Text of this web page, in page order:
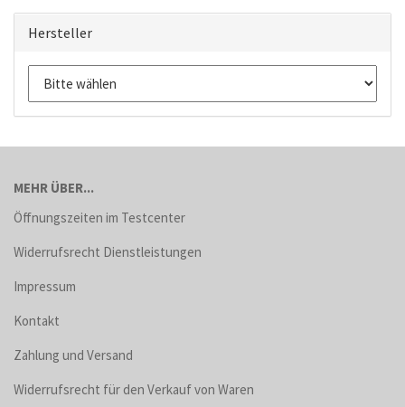
Hersteller
MEHR ÜBER...
Öffnungszeiten im Testcenter
Widerrufsrecht Dienstleistungen
Impressum
Kontakt
Zahlung und Versand
Widerrufsrecht für den Verkauf von Waren